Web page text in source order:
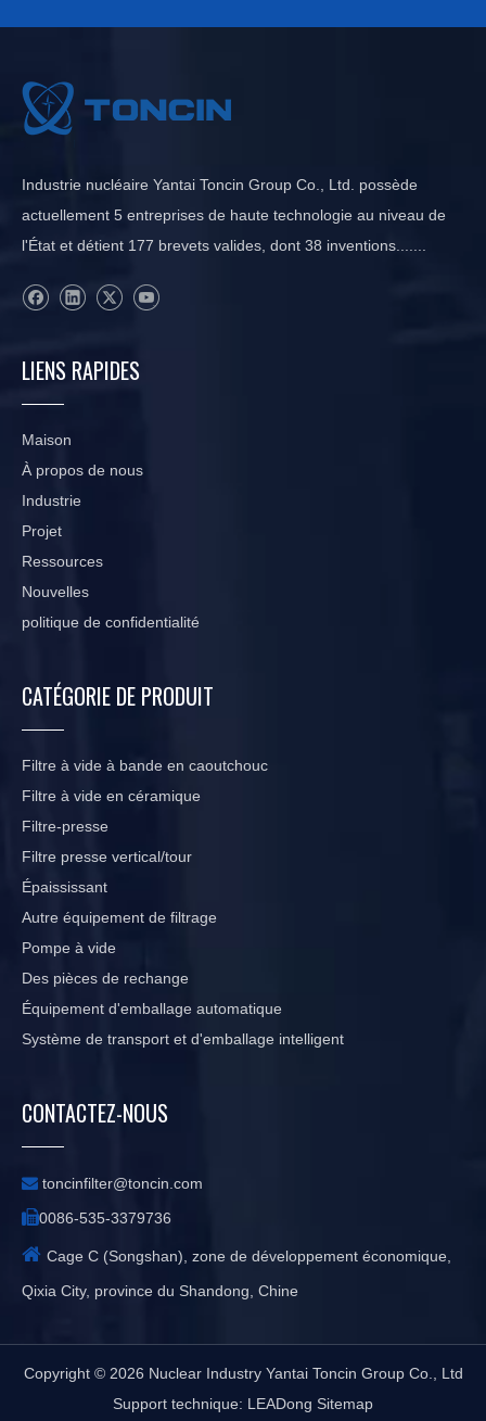
Industrie nucléaire Yantai Toncin Group Co., Ltd. possède
actuellement 5 entreprises de haute technologie au niveau de
l'État et détient 177 brevets valides, dont 38 inventions.......
LIENS RAPIDES
Maison
À propos de nous
Industrie
Projet
Ressources
Nouvelles
politique de confidentialité
CATÉGORIE DE PRODUIT
Filtre à vide à bande en caoutchouc
Filtre à vide en céramique
Filtre-presse
Filtre presse vertical/tour
Épaississant
Autre équipement de filtrage
Pompe à vide
Des pièces de rechange
Équipement d'emballage automatique
Système de transport et d'emballage intelligent
CONTACTEZ-NOUS
 toncinfilter@toncin.com
0086-535-3379736
 Cage C (Songshan), zone de développement économique,
Qixia City, province du Shandong, Chine
Copyright © 2026 Nuclear Industry Yantai Toncin Group Co., Ltd
Support technique: LEADong Sitemap